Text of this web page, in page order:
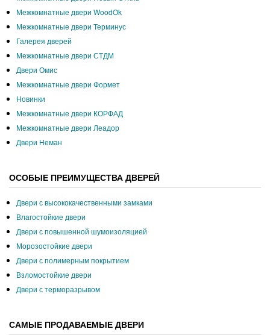
Межкомнатные двери WoodOk
Межкомнатные двери Терминус
Галерея дверей
Межкомнатные двери СТДМ
Двери Омис
Межкомнатные двери Формет
Новинки
Межкомнатные двери КОРФАД
Межкомнатные двери Леадор
Двери Неман
ОСОБЫЕ ПРЕИМУЩЕСТВА ДВЕРЕЙ
Двери с высококачественными замками
Влагостойкие двери
Двери с повышенной шумоизоляцией
Морозостойкие двери
Двери с полимерным покрытием
Взломостойкие двери
Двери с терморазрывом
САМЫЕ ПРОДАВАЕМЫЕ ДВЕРИ